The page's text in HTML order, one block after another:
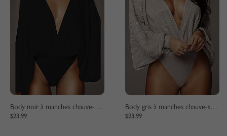
Body noir à manches chauve-souris et décolleté plongeant
$23.99
Body gris à manches chauve-souris et décolleté plongeant
$23.99